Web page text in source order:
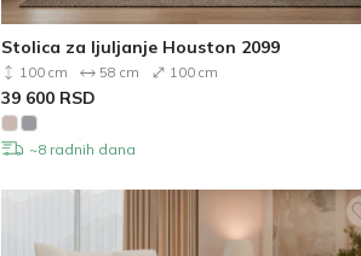
Stolica za ljuljanje Houston 2099
100 cm 58 cm 100 cm
39 600 RSD
~8 radnih dana